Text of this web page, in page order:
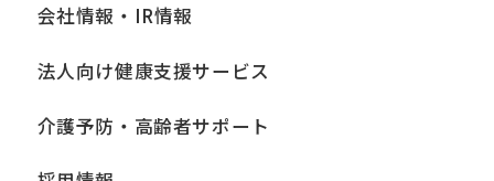
会社情報・IR情報
法人向け健康支援サービス
介護予防・高齢者サポート